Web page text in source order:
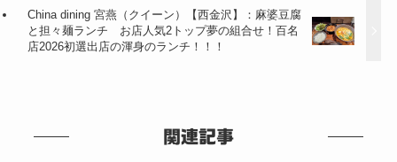
China dining 宮燕（クイーン）【西金沢】：麻婆豆腐
と担々麺ランチ お店人気2トップ夢の組合せ！百名
店2026初選出店の渾身のランチ！！！
関連記事